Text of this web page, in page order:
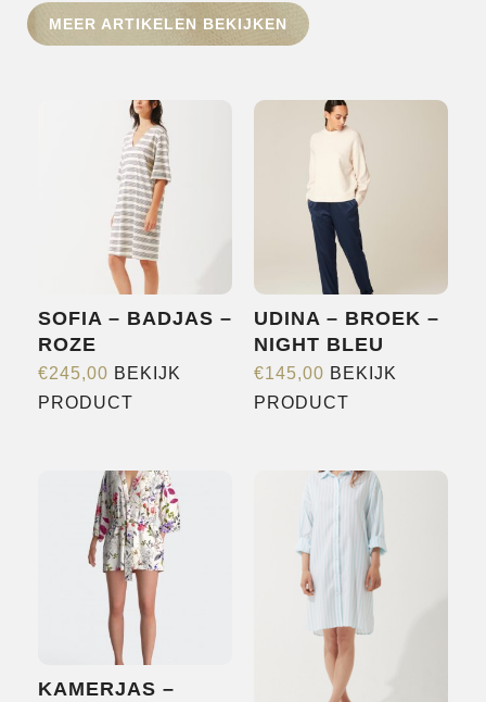
HOME
OVER ONS
MEER ARTIKELEN BEKIJKEN
SOFIA – BADJAS –
ROZE
€245,00 BEKIJK
PRODUCT
meerdere
variaties.
Deze
optie
kan
gekozen
worden
op
UDINA – BROEK –
NIGHT BLEU
€145,00 BEKIJK
PRODUCT
meerdere
variaties.
Deze
optie
gekozen
worden
op
KAMERJAS –